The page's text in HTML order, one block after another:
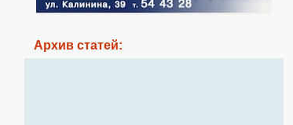
Архив статей: